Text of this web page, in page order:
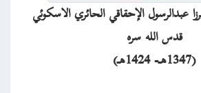
عبدالرسول الإحقاقي الحائري الاسكوئي
قدس الله سره
(1347هـ- 1424هـ)